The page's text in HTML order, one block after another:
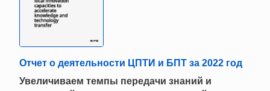
Отчет о деятельности ЦПТИ и БПТ за 2022 год
Увеличиваем темпы передачи знаний и